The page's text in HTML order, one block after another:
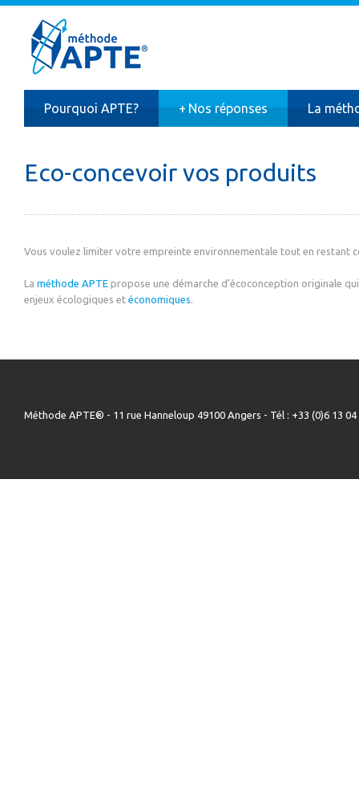
Pourquoi APTE? Nos réponses
+ La
Eco-concevoir vos produits
Vous voulez limiter votre empreinte environnementale tout en restant
La méthode APTE propose une démarche d’écoconception originale
enjeux écologiques et économiques.
Méthode APTE® - 11 rue Hanneloup 49100 Angers - Tél : +33 (0)6 13